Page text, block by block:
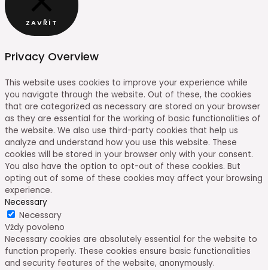
ZAVŘÍT
Privacy Overview
This website uses cookies to improve your experience while
you navigate through the website. Out of these, the cookies
that are categorized as necessary are stored on your browser
as they are essential for the working of basic functionalities of
the website. We also use third-party cookies that help us
analyze and understand how you use this website. These
cookies will be stored in your browser only with your consent.
You also have the option to opt-out of these cookies. But
opting out of some of these cookies may affect your browsing
experience.
Necessary
Necessary
Vždy povoleno
Necessary cookies are absolutely essential for the website to
function properly. These cookies ensure basic functionalities
and security features of the website, anonymously.